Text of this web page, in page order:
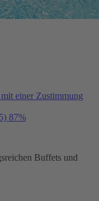
einer Zustimmung
87%
Buffets und